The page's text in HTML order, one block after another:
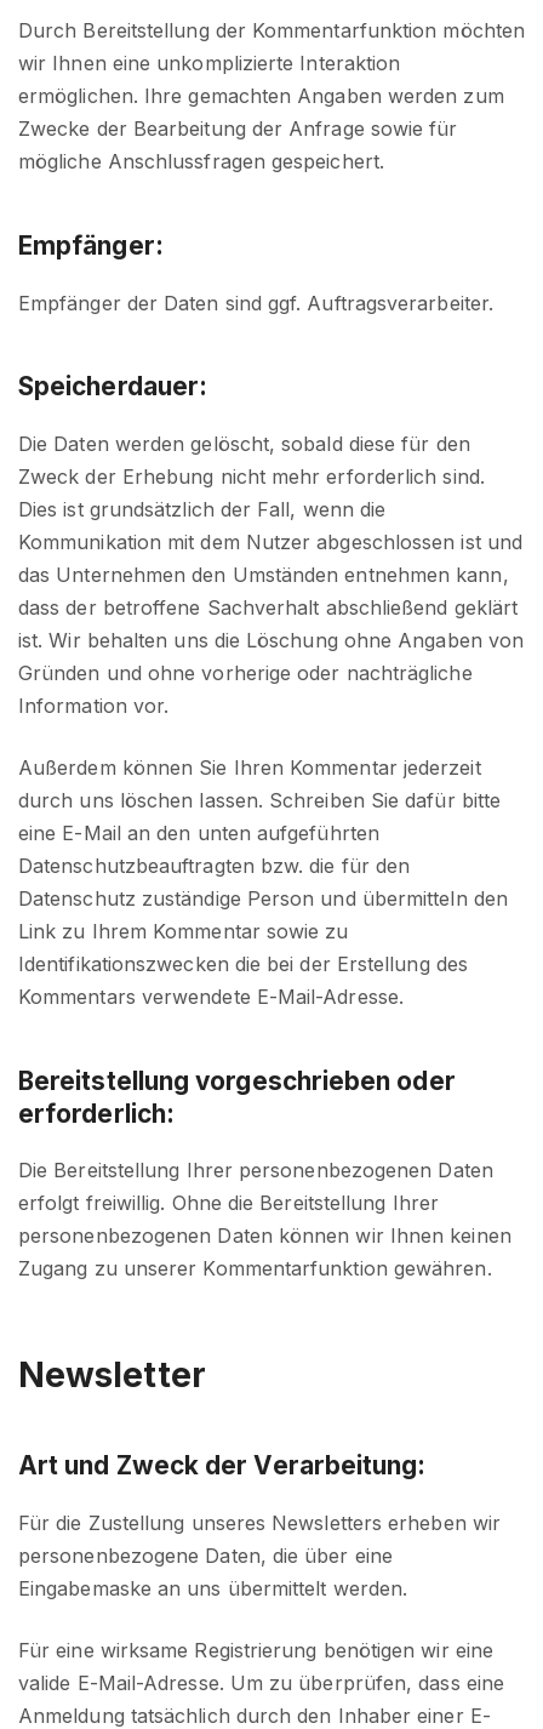
Durch Bereitstellung der Kommentarfunktion möchten
wir Ihnen eine unkomplizierte Interaktion
ermöglichen. Ihre gemachten Angaben werden zum
Zwecke der Bearbeitung der Anfrage sowie für
mögliche Anschlussfragen gespeichert.
Empfänger:
Empfänger der Daten sind ggf. Auftragsverarbeiter.
Speicherdauer:
Die Daten werden gelöscht, sobald diese für den
Zweck der Erhebung nicht mehr erforderlich sind.
Dies ist grundsätzlich der Fall, wenn die
Kommunikation mit dem Nutzer abgeschlossen ist und
das Unternehmen den Umständen entnehmen kann,
dass der betroffene Sachverhalt abschließend geklärt
ist. Wir behalten uns die Löschung ohne Angaben von
Gründen und ohne vorherige oder nachträgliche
Information vor.
Außerdem können Sie Ihren Kommentar jederzeit
durch uns löschen lassen. Schreiben Sie dafür bitte
eine E-Mail an den unten aufgeführten
Datenschutzbeauftragten bzw. die für den
Datenschutz zuständige Person und übermitteln den
Link zu Ihrem Kommentar sowie zu
Identifikationszwecken die bei der Erstellung des
Kommentars verwendete E-Mail-Adresse.
Bereitstellung vorgeschrieben oder
erforderlich:
Die Bereitstellung Ihrer personenbezogenen Daten
erfolgt freiwillig. Ohne die Bereitstellung Ihrer
personenbezogenen Daten können wir Ihnen keinen
Zugang zu unserer Kommentarfunktion gewähren.
Newsletter
Art und Zweck der Verarbeitung:
Für die Zustellung unseres Newsletters erheben wir
personenbezogene Daten, die über eine
Eingabemaske an uns übermittelt werden.
Für eine wirksame Registrierung benötigen wir eine
valide E-Mail-Adresse. Um zu überprüfen, dass eine
Anmeldung tatsächlich durch den Inhaber einer E-